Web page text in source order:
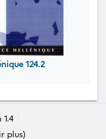
124.2
plus)